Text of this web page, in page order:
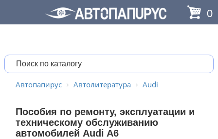
0
Автопапирус Автолитература Audi
Пособия по ремонту, эксплуатации и
техническому обслуживанию
автомобилей Audi A6